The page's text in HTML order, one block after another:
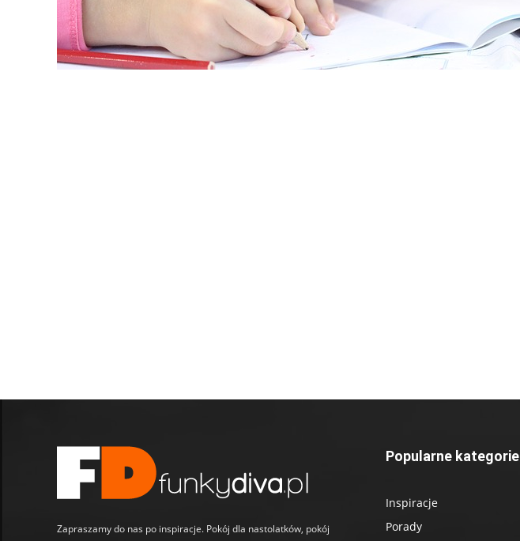
Zapraszamy do nas po inspiracje. Pokój dla nastolatków, pokój
Popularne kategorie
Inspiracje
Porady